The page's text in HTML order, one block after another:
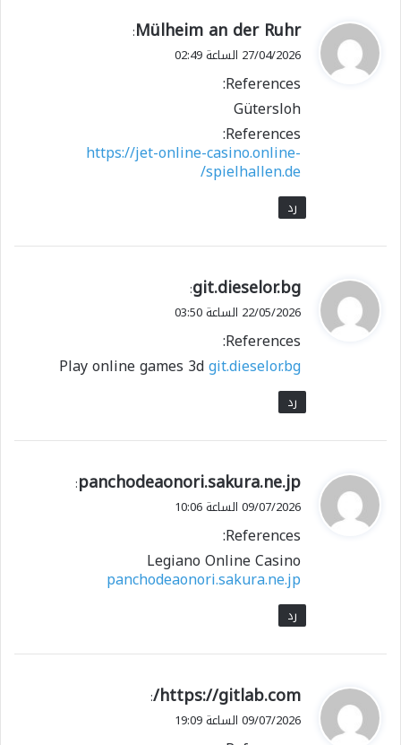
ي
ق
ل
Mülheim an der Ruhr
:
27/04/2026 الساعة 02:49
References:
Gütersloh
References:
https://jet-online-casino.online-
spielhallen.de/
رد
ي
ق
ل
git.dieselor.bg
:
22/05/2026 الساعة 03:50
References:
Play online games 3dgit.dieselor.bg
رد
ي
ق
ل
panchodeaonori.sakura.ne.jp
:
09/07/2026 الساعة 10:06
References:
Legiano Online Casino
panchodeaonori.sakura.ne.jp
رد
ي
ق
https://gitlab.com/
:
09/07/2026 الساعة 19:09